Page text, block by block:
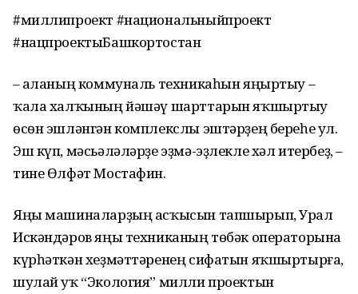
#миллипроект #национальныйпроект
#нацпроектыБашкортостан
– Ҡаланың коммуналь техникаһын яңыртыу –
ҡала халҡының йәшәү шарттарын яҡшыртыу
өсөн эшләнгән комплекслы эштәрҙең береһе ул.
Эш күп, мәсьәләләрҙе эҙмә-эҙлекле хәл итербеҙ, –
тине Өлфәт Мостафин.
Яңы машиналарҙың асҡысын тапшырып, Урал
Искәндәров яңы техниканың төбәк операторына
күрһәткән хеҙмәттәренең сифатын яҡшыртырға,
шулай уҡ “Экология” милли проектын